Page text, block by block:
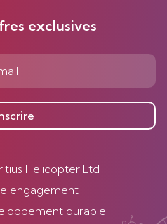
exclusives
Helicopter Ltd
engagement
durable